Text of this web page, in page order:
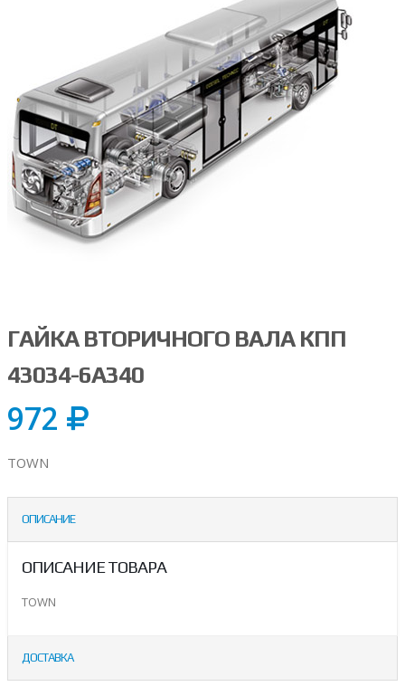
ГАЙКА ВТОРИЧНОГО ВАЛА КПП
43034-6A340
972
TOWN
ОПИСАНИЕ
ОПИСАНИЕ ТОВАРА
TOWN
ДОСТАВКА